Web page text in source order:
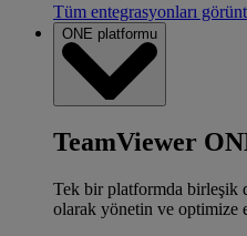
Tüm entegrasyonları
ONE platformu
TeamViewer
Tek bir platformda birleşik
olarak yönetin ve optimize